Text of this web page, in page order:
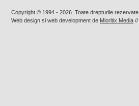
Copyright © 1994 - 2026. Toate drepturile rezervate
Web design si web development de Mioritix Media //